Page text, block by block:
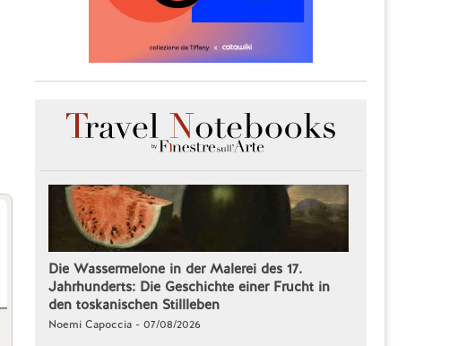
Die Wassermelone in der Malerei des 17.
Jahrhunderts: Die Geschichte einer Frucht in
den toskanischen Stillleben
Noemi Capoccia - 07/08/2026